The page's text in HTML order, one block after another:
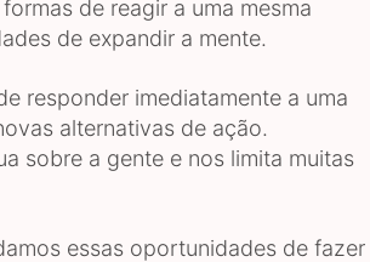
de reagir a uma mesma
de expandir a mente.
responder imediatamente a uma
alternativas de ação.
sobre a gente e nos limita muitas
essas oportunidades de fazer